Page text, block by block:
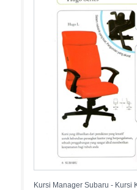
Kursi Manager Subaru - Kursi